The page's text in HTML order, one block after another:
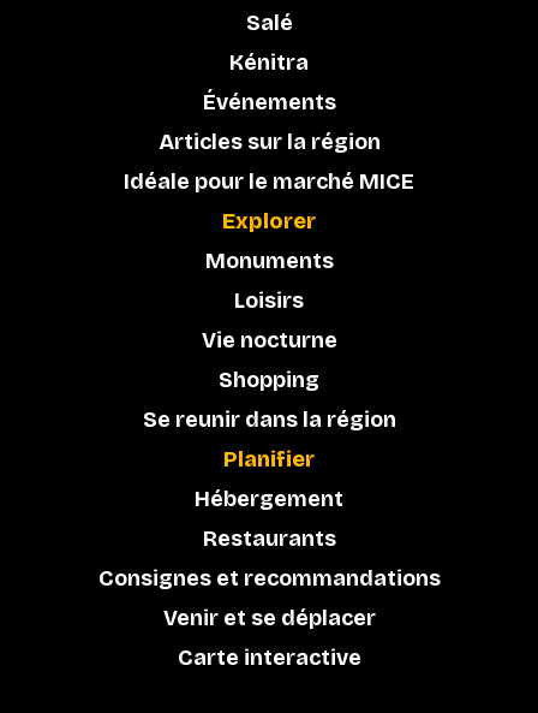
Salé
Kénitra
Événements
Articles sur la région
Idéale pour le marché MICE
Explorer
Monuments
Loisirs
Vie nocturne
Shopping
Se reunir dans la région
Planifier
Hébergement
Restaurants
Consignes et recommandations
Venir et se déplacer
Carte interactive